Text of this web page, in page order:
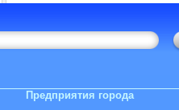
Предприятия города